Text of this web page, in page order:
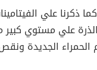
ذكرنا علي
علي مستوي
الحمراء الجديدة